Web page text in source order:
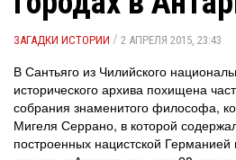
ЗАГАДКИ ИСТОРИИ / 2 АПРЕЛЯ 2015, 23:43
В Сантьяго из Чилийского
исторического архива похищена
собрания знаменитого философа,
Мигеля Серрано, в которой
построенных нацистской